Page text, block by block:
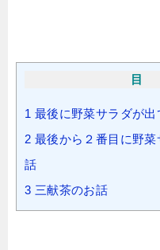
目
1 最後に野菜サラダが
2 最後から２番目に野
話
3 三献茶のお話